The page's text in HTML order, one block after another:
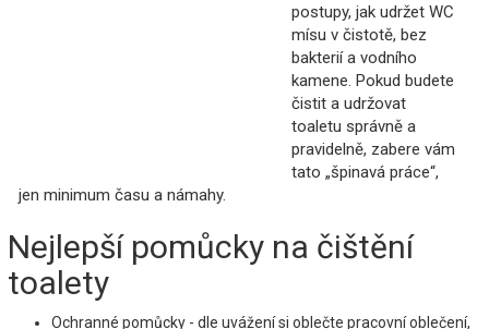
postupy, jak udržet WC
mísu v čistotě, bez
bakterií a vodního
kamene. Pokud budete
čistit a udržovat
toaletu správně a
pravidelně, zabere vám
tato „špinavá práce“,
jen minimum času a námahy.
Nejlepší pomůcky na čištění
toalety
Ochranné pomůcky - dle uvážení si oblečte pracovní oblečení,